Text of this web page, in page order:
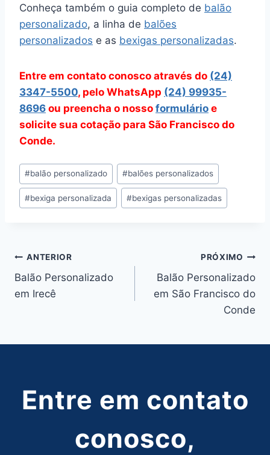
Conheça também o guia completo de balão
personalizado, a linha de balões
personalizados e as bexigas personalizadas.
Entre em contato conosco através do (24)
3347-5500, pelo WhatsApp (24) 99935-
8696 ou preencha o nosso formulário e
solicite sua cotação para São Francisco do
Conde.
Tags
do
Post:
#balão personalizado #balões personalizados
#bexiga personalizada #bexigas personalizadas
Navegação
de
ANTERIOR
Balão Personalizado
em Irecê
PRÓXIMO
Balão Personalizado
em São Francisco do
Conde
Entre em contato
conosco,